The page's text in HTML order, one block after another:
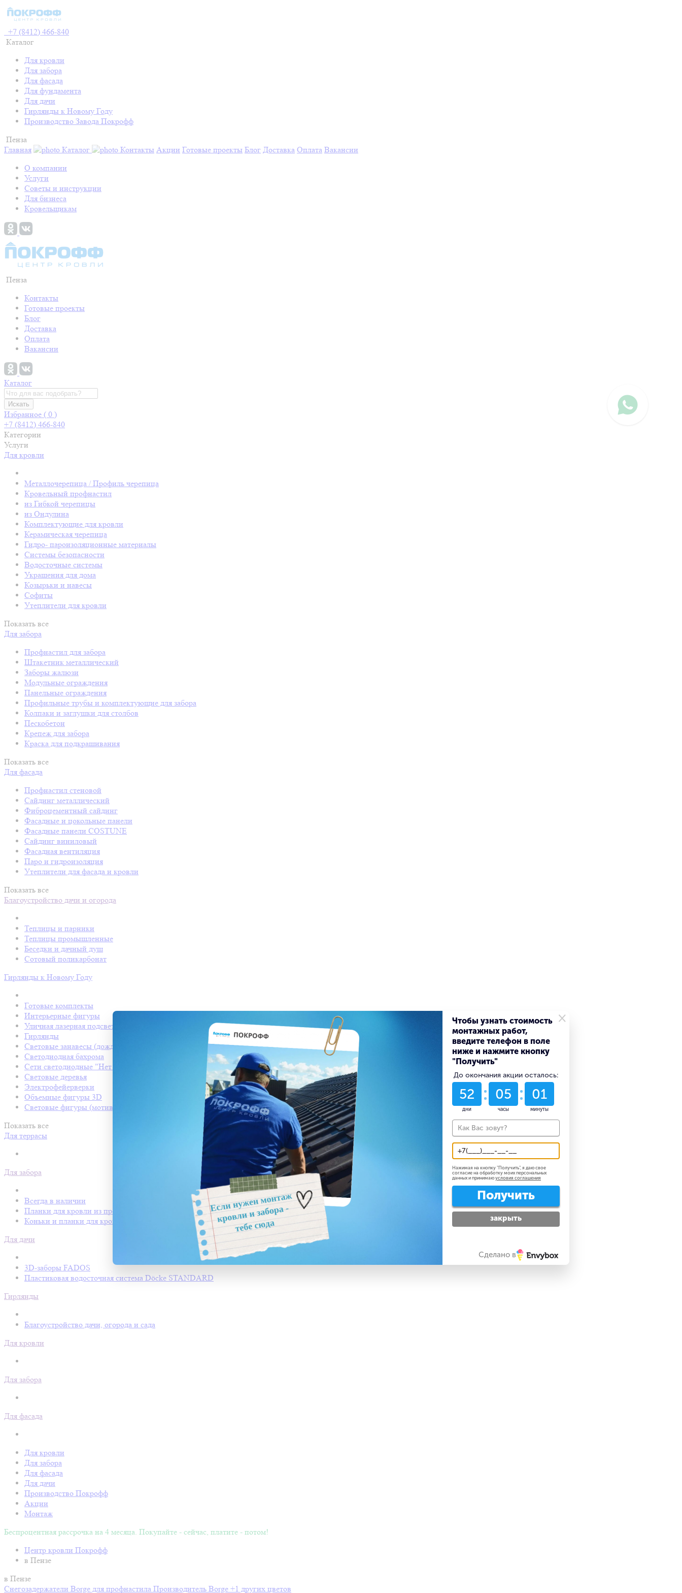
+7 (8412) 466-840
Каталог
Для кровли
Для забора
Для фасада
Для фундамента
Для дачи
Гирлянды к Новому Году
Производство Завода Покрофф
Пенза
Главная
Каталог Контакты Акции Готовые проекты Блог Доставка Оплата Вакансии
О компании
Услуги
Советы и инструкции
Для бизнеса
Кровельщикам
Пенза
Контакты
Готовые проекты
Блог
Доставка
Оплата
Вакансии
Каталог
Искать
Избранное ( 0 )
+7 (8412) 466-840
Категории
Услуги
Для кровли
Металлочерепица / Профиль черепица
Кровельный профнастил
из Гибкой черепицы
из Ондулина
Комплектующие для кровли
Керамическая черепица
Гидро- пароизоляционные материалы
Системы безопасности
Водосточные системы
Украшения для дома
Козырьки и навесы
Софиты
Утеплители для кровли
Показать все
Для забора
Профнастил для забора
Штакетник металлический
Заборы жалюзи
Модульные ограждения
Панельные ограждения
Профильные трубы и комплектующие для забора
Колпаки и заглушки для столбов
Пескобетон
Крепеж для забора
Краска для подкрашивания
Показать все
Для фасада
Профнастил стеновой
Сайдинг металлический
Фиброцементный сайдинг
Фасадные и цокольные панели
Фасадные панели COSTUNE
Сайдинг виниловый
Фасадная вентиляция
Паро и гидроизоляция
Утеплители для фасада и кровли
Показать все
Благоустройство дачи и огорода
Теплицы и парники
Теплицы промышленные
Беседки и дачный душ
Сотовый поликарбонат
Гирлянды к Новому Году
Готовые комплекты
Интерьерные фигуры
Уличная лазерная подсветка
Гирлянды
Световые занавесы (дождь светодиодный)
Светодиодная бахрома
Сети светодиодные "Нет Лайт"
Световые деревья
Электрофейерверки
Объемные фигуры 3D
Световые фигуры (мотивы)
Показать все
Для террасы
Для забора
Всегда в наличии
Планки для кровли из профнастила
Коньки и планки для кровли Покрофф
Для дачи
3D-заборы FADOS
Пластиковая водосточная система Döcke STANDARD
Гирлянды
Благоустройство дачи, огорода и сада
Для кровли
Для забора
Для фасада
Для кровли
Для забора
Для фасада
Для дачи
Производство Покрофф
Акции
Монтаж
Беспроцентная рассрочка на 4 месяца. Покупайте - сейчас, платите - потом!
Центр кровли Покрофф
в Пензе
в Пензе
Снегозадержатели Вorge для профнастила Производитель Borge +1 других цветов
×
Чтобы узнать стоимость
монтажных работ,
введите телефон в поле
ниже и нажмите кнопку
"Получить"
До окончания акции осталось:
52
дни
05
часы
01
минуты
Нажимая на кнопку "Получить", я даю свое
согласие на обработку моих персональных
данных и принимаю условия соглашения
Получить
закрыть
Сделано в